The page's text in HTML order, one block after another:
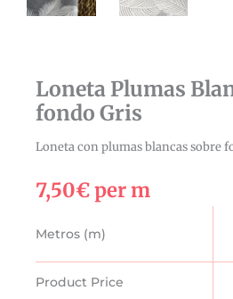
Loneta Plumas
fondo Gris
Loneta con plumas blancas sobre
7,50€per m
Metros (m)
Product Price
Plumas
Blancas
sobre